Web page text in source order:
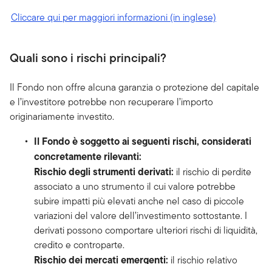
Cliccare qui per maggiori informazioni (in inglese)
Quali sono i rischi principali?
Il Fondo non offre alcuna garanzia o protezione del capitale
e l’investitore potrebbe non recuperare l’importo
originariamente investito.
Il Fondo è soggetto ai seguenti rischi, considerati
concretamente rilevanti:
Rischio degli strumenti derivati: il rischio di perdite
associato a uno strumento il cui valore potrebbe
subire impatti più elevati anche nel caso di piccole
variazioni del valore dell’investimento sottostante. I
derivati possono comportare ulteriori rischi di liquidità,
credito e controparte.
Rischio dei mercati emergenti: il rischio relativo